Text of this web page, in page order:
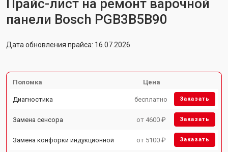
Прайс-лист на ремонт варочной
панели Bosch PGB3B5B90
Дата обновления прайса: 16.07.2026
Поломка Цена
Диагностика бесплатно Заказать
Замена сенсора от 4600 ₽ Заказать
Замена конфорки индукционной от 5100 ₽ Заказать